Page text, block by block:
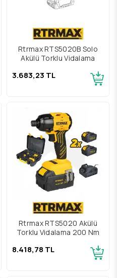
Rtrmax RTS5020B Solo
Akülü Torklu Vidalama
3.683,23 TL
Rtrmax RTS5020 Akülü
Torklu Vidalama 200 Nm
8.418,78 TL